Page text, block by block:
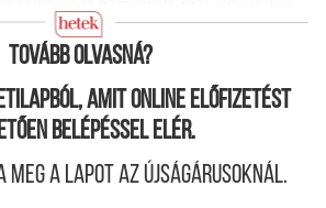
lemásolva.
Tovább olvasná?
amit online előfizetést
belépéssel elér.
meg a lapot az újságárusoknál.